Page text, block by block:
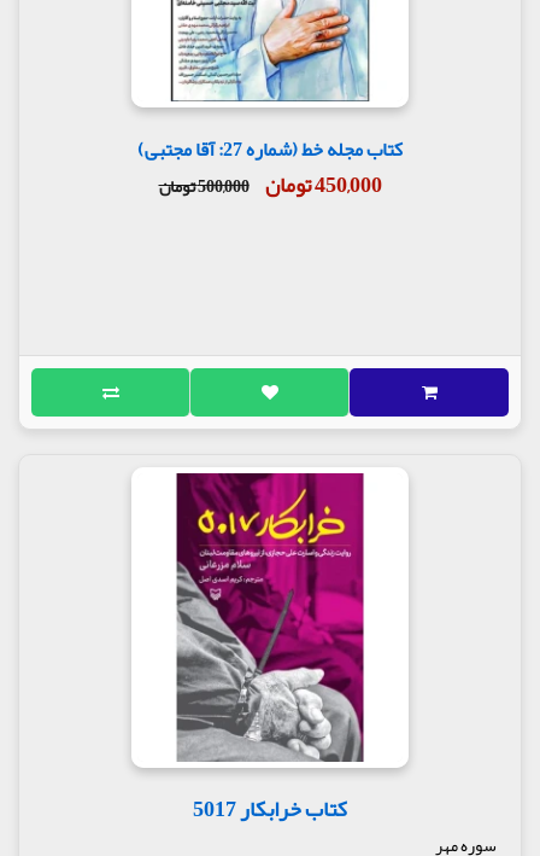
کتاب مجله خط (شماره 27: آقا مجتبی)
450,000 تومان 500,000 تومان
کتاب خرابکار 5017
سوره مهر